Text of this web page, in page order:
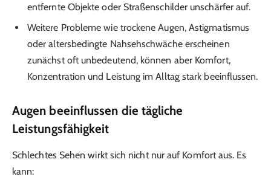
entfernte Objekte oder Straßenschilder unschärfer auf.
Weitere Probleme wie trockene Augen, Astigmatismus
oder altersbedingte Nahsehschwäche erscheinen
zunächst oft unbedeutend, können aber Komfort,
Konzentration und Leistung im Alltag stark beeinflussen.
Augen beeinflussen die tägliche
Leistungsfähigkeit
Schlechtes Sehen wirkt sich nicht nur auf Komfort aus. Es
kann: